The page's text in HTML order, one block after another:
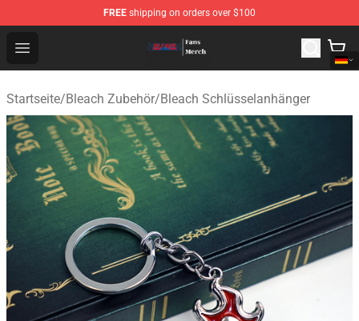
FREE shipping on orders over $100
Open menu
Bleach Store - Official Bleach Merchandise Shop
Startseite/Bleach Zubehör/Bleach Schlüsselanhänger